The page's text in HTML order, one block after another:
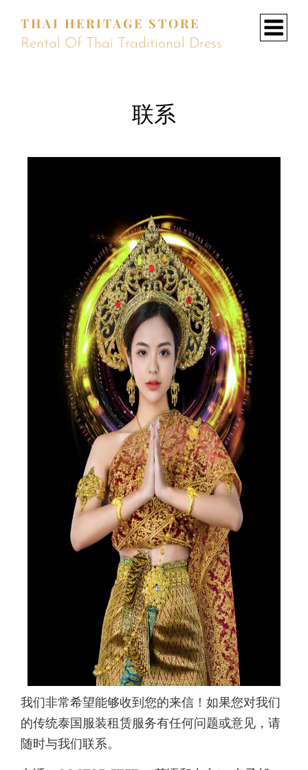
THAI HERITAGE STORE
Rental Of Thai Traditional Dress
联系
我们非常希望能够收到您的来信！如果您对我们
的传统泰国服装租赁服务有任何问题或意见，请
随时与我们联系。